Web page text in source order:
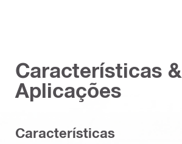
Características &
Aplicações
Características